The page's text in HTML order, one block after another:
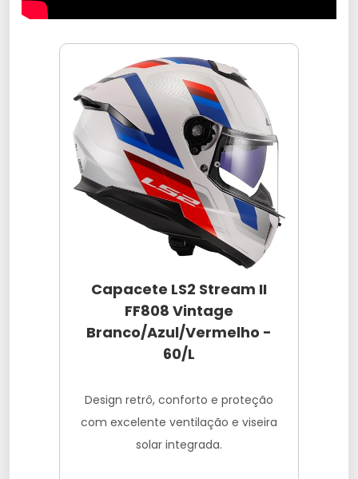
Capacete LS2 Stream II
FF808 Vintage
Branco/Azul/Vermelho -
60/L
Design retrô, conforto e proteção
com excelente ventilação e viseira
solar integrada.